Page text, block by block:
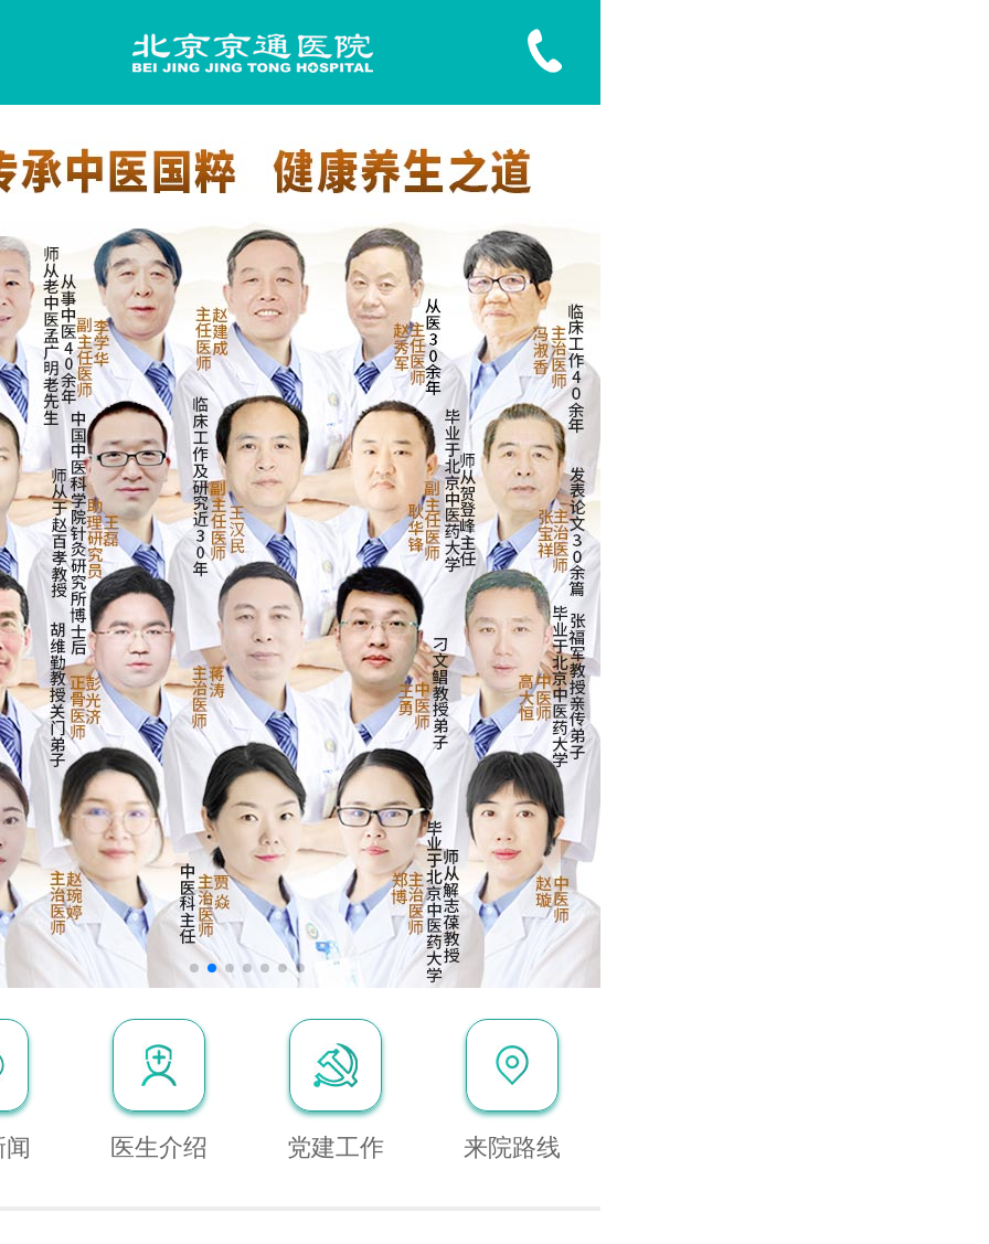
Hospital Home
闻
队 Physician Team
务 Red blood cell
锋 Party Building
策 Medical insurance policy
线 Hospital Route
号 Appointment Registration
电话挂号 在线挂号
医生介绍 党建工作 来院路线